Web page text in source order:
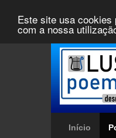
Este site usa cookies
com a nossa
Início